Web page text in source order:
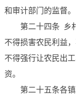
和审计部门的监督。
第二十四条 乡
不得损害农民利益
不得强行让农民出
资。
第二十五条各